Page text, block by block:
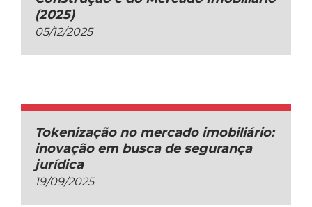
(2025)
05/12/2025
Tokenização no mercado imobiliário:
inovação em busca de segurança
jurídica
19/09/2025